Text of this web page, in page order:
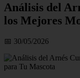
Análisis del
los Mejores
📅 30/05/2026